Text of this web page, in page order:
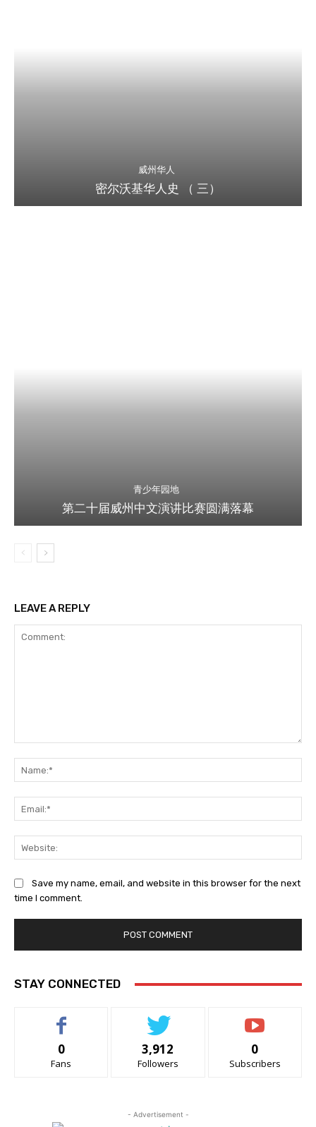
威州华人
密尔沃基华人史 （ 三）
青少年园地
第二十届威州中文演讲比赛圆满落幕
LEAVE A REPLY
Save my name, email, and website in this browser for the next
time I comment.
STAY CONNECTED
0
Fans
3,912
Followers
0
Subscribers
- Advertisement -